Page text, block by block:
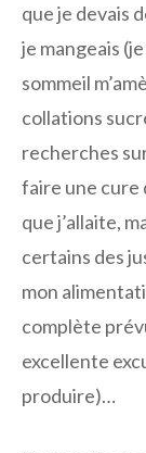
que je devais
je mangeais
sommeil
collations
recherches
faire une cure
que j’allaite,
certains des
mon
complète
excellente
produire)…